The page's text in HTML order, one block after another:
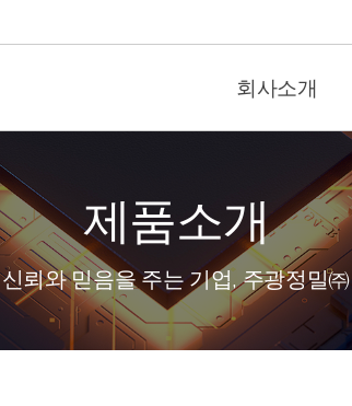
회사소개
제품소개
신뢰와 믿음을 주는 기업, 주광정밀㈜